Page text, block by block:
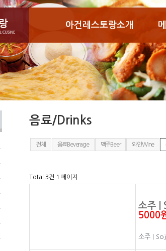
아건레스토랑소개
음료/Drinks
전체 음료Beverage 맥주Beer 와인Wine
Total 3건 1 페이지
소주 |
5000
소주 |